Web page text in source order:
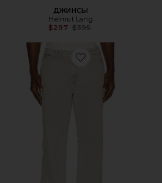
ДЖИНСЫ
Helmut Lang
$297 Previous price:
$395
Favorite БРЮКИ